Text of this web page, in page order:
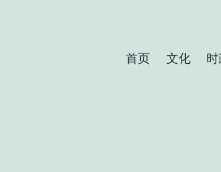
首页 文化